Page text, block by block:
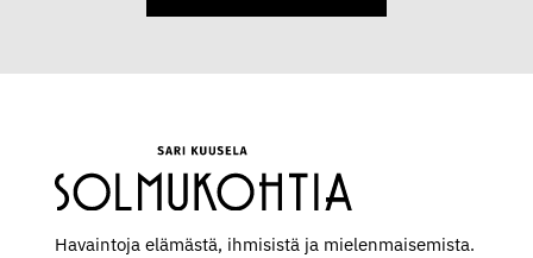
Havaintoja elämästä, ihmisistä ja mielen­maisemista.